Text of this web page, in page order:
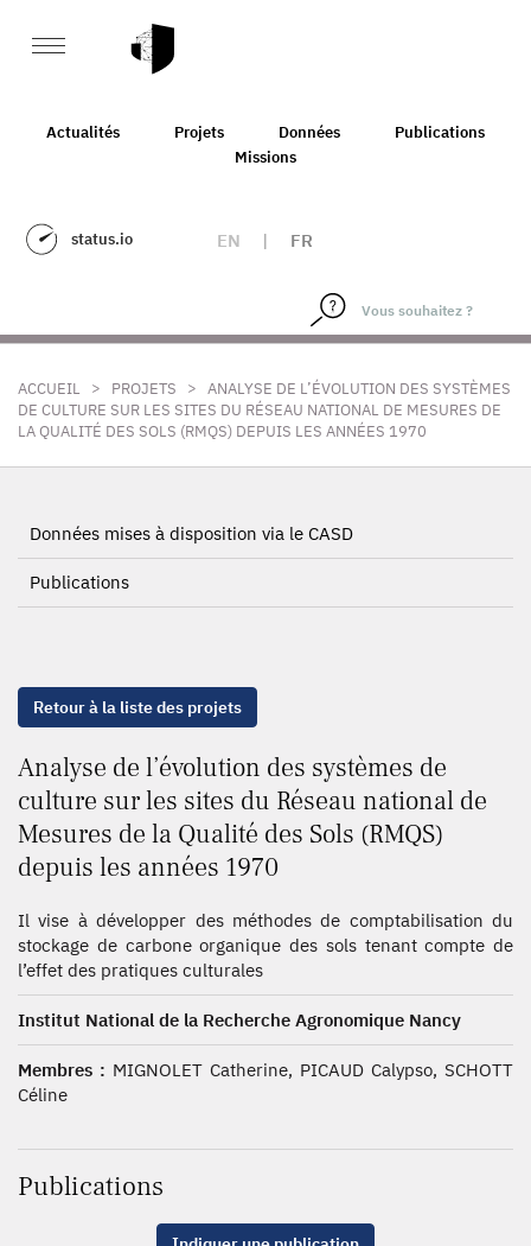
Actualités Projets Données
Publications
Missions
status.io EN | FR
ACCUEIL > PROJETS > ANALYSE DE L’ÉVOLUTION DES SYSTÈMES
DE CULTURE SUR LES SITES DU RÉSEAU NATIONAL DE MESURES DE
LA QUALITÉ DES SOLS (RMQS) DEPUIS LES ANNÉES 1970
Données mises à disposition via le CASD
Publications
Retour à la liste des projets
Analyse de l’évolution des systèmes de
culture sur les sites du Réseau national de
Mesures de la Qualité des Sols (RMQS)
depuis les années 1970
Il vise à développer des méthodes de comptabilisation du
stockage de carbone organique des sols tenant compte de
l’effet des pratiques culturales
Institut National de la Recherche Agronomique Nancy
Membres : MIGNOLET Catherine, PICAUD Calypso, SCHOTT
Céline
Publications